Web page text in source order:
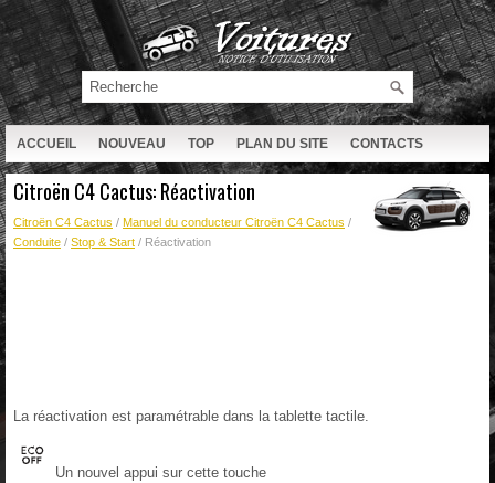
ACCUEIL NOUVEAU TOP PLAN DU SITE CONTACTS
RECHERCHE
Citroën C4 Cactus: Réactivation
Citroën C4 Cactus / Manuel du conducteur Citroën C4 Cactus /
Conduite / Stop & Start / Réactivation
La réactivation est paramétrable dans la tablette tactile.
Un nouvel appui sur cette touche